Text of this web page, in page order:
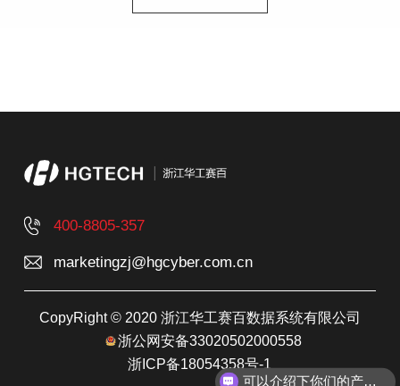
400-8805-357
marketingzj@hgcyber.com.cn
CopyRight © 2020 浙江华工赛百数据系统有限公司
浙公网安备33020502000558
浙ICP备18054358号-1
可以介绍下你们的产品么？